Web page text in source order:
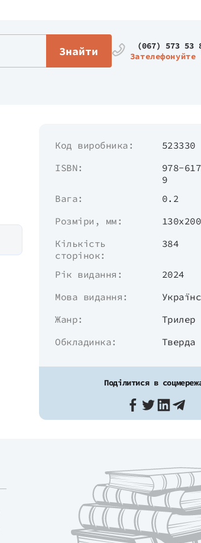
Знайти
(067) 573 53
Зателефонуйте
Код виробника:
523330
ISBN:
978-
9
Вага:
0.2
Розміри, мм:
130х200
Кількість
сторінок:
384
Рік видання:
2024
Мова видання:
Жанр:
Трилер
Обкладинка:
Тверда
Поділитися в